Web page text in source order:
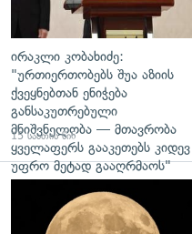
ირაკლი კობახიძე:
"ურთიერთობებს შუა აზიის
ქვეყნებთან ენიჭება
განსაკუთრებული
მნიშვნელობა — მთავრობა
ყველაფერს გააკეთებს კიდევ
უფრო მეტად გააღრმაოს"
15 საათის წინ